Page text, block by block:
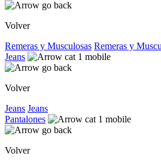
Volver
Remeras y Musculosas Remeras y
Jeans
Volver
Jeans Jeans
Pantalones
Volver